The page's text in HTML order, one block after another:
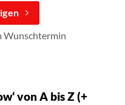
Wunschtermin
von A bis Z (+